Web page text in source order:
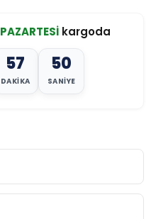
PAZARTESİkargoda
57
DAKIKA
48
SANIYE